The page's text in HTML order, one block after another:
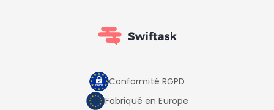
Conformité RGPD
Fabriqué en Europe